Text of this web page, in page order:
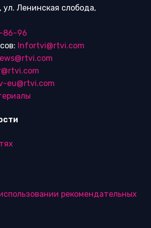
ул. Ленинская слобода,
86-96
Infortvi@rtvi.com
eu@rtvi.com
рекомендательных